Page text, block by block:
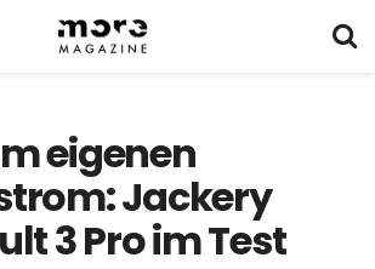
eigenen
Jackery
3 Pro im Test